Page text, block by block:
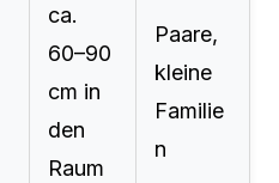
ca.
60–90
cm in
den
Raum
Paare,
kleine
Familie
n